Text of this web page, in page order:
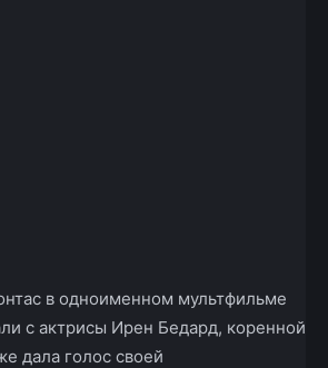
в одноименном мультфильме
с актрисы Ирен Бедард, коренной
дала голос своей